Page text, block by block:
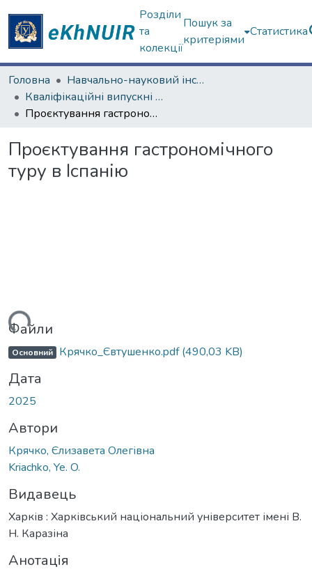
Розділи
та
колекції
Пошук за
критеріями
Статистика
Головна
Навчально-науковий інститут "Каразінський інститут міжнародних відносин та туристичного бізнесу"
Кваліфікаційні випускні роботи бакалаврів. Навчально-науковий інститут "Каразінський інститут міжнародних відносин та туристичного бізнесу"
Проєктування гастрономічного туру в Іспанію
Проєктування гастрономічного
туру в Іспанію
Файли
Основний Крячко_Євтушенко.pdf(490,03 KB)
Дата
2025
Автори
Крячко, Єлизавета Олегівна
Kriachko, Ye. O.
Видавець
Харків : Харківський національний університет імені В.
Н. Каразіна
Анотація